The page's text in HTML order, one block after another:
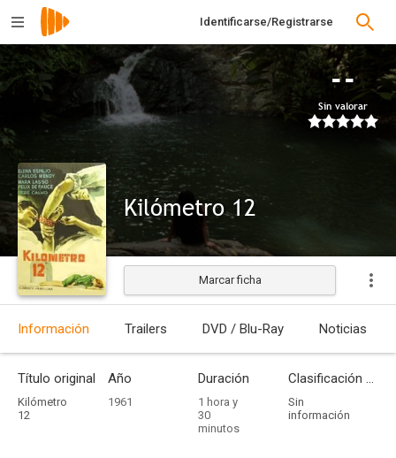
Identificarse/Registrarse
--
Sin valorar
Kilómetro 12
Estrenada
Marcar ficha
Información Trailers DVD / Blu-Ray Noticias
Título original
Kilómetro
12
Año
1961
Duración
1 hora y
30
minutos
Clasificación por edades
Sin
información